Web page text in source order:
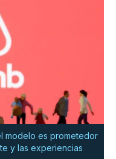
modelo es prometedor
y las experiencias